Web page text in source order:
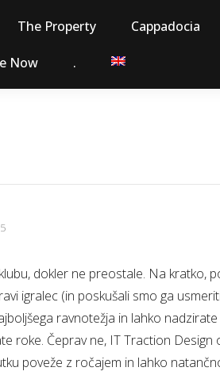
The Property Cappadocia
Now .
dokler ne preostale. Na kratko,
igralec (in poskušali smo ga
ravnotežja in lahko
roke. Čeprav ne, IT Traction
poveže z ročajem in lahko